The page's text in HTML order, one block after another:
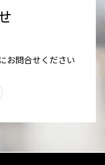
お問合せください